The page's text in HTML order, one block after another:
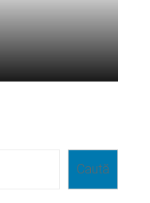
Caută